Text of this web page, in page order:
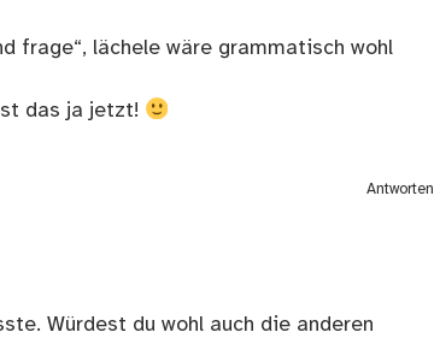
frage“, lächele wäre grammatisch wohl
das ja jetzt!
Antworten
Würdest du wohl auch die anderen